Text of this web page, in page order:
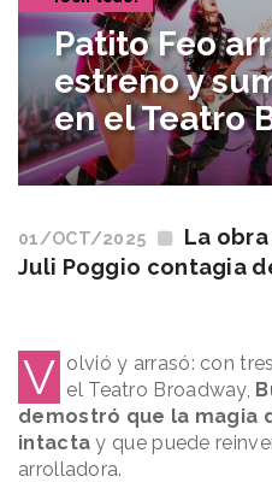
Patito Feo
estreno y
en el Teatro
01/OCT/2025
La
Juli Poggio contagia
V olvió y arrasó: con
el Teatro Broadway,
demostró que la magia
intacta y que puede
arrolladora.